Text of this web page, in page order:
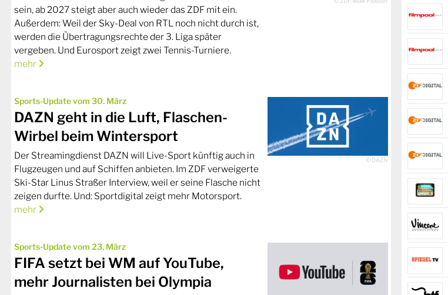
sein, ab 2027 steigt aber auch wieder das ZDF mit ein.
Außerdem: Weil der Sky-Deal von RTL noch nicht durch ist,
werden die Übertragungsrechte der 3. Liga später
vergeben. Und Eurosport zeigt zwei Tennis-Turniere.
mehr
Sports-Update vom 30. März
DAZN geht in die Luft, Flaschen-
Wirbel beim Wintersport
Der Streamingdienst DAZN will Live-Sport künftig auch in
Flugzeugen und auf Schiffen anbieten. Im ZDF verweigerte
Ski-Star Linus Straßer Interview, weil er seine Flasche nicht
zeigen durfte. Und: Sportdigital zeigt mehr Motorsport.
mehr
© DAZN
Sports-Update vom 23. März
FIFA setzt bei WM auf YouTube,
mehr Journalisten bei Olympia